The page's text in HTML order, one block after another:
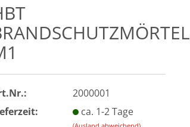
2000001
ca. 1-2 Tage
(Ausland abweichend)